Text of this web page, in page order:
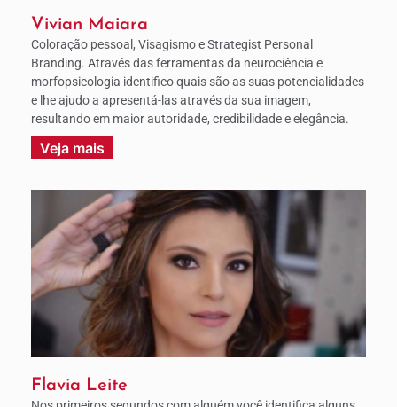
Vivian Maiara
Coloração pessoal, Visagismo e Strategist Personal
Branding. Através das ferramentas da neurociência e
morfopsicologia identifico quais são as suas potencialidades
e lhe ajudo a apresentá-las através da sua imagem,
resultando em maior autoridade, credibilidade e elegância.
Veja mais
Flavia Leite